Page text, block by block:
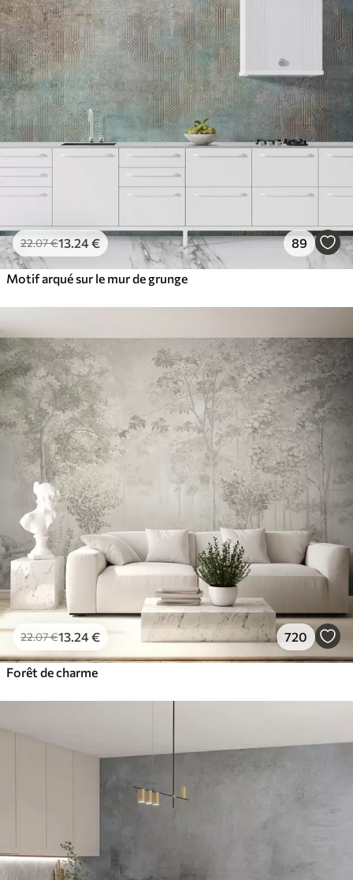
22.07€13 .24€ 89
Motif arqué sur le mur de grunge
22.07€13 .24€ 720
Forêt de charme